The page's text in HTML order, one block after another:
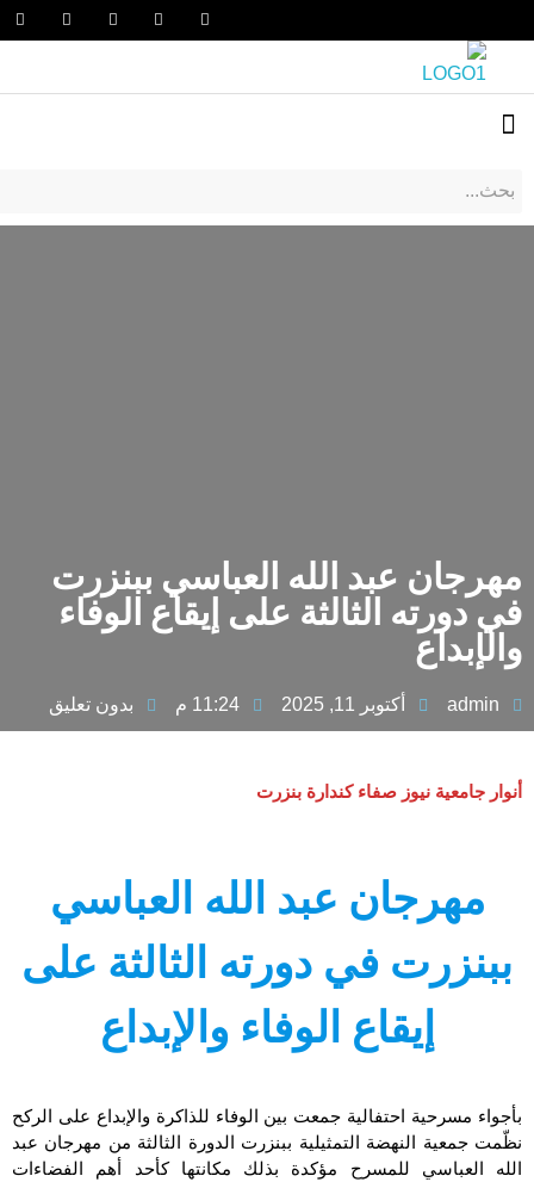
مهرجان عبد الله العباسي ببنزرت
في دورته الثالثة على إيقاع الوفاء
والإبداع
admin أكتوبر 11, 2025 11:24 م بدون تعليق
أنوار جامعية نيوز صفاء كندارة بنزرت
مهرجان عبد الله العباسي
ببنزرت في دورته الثالثة على
إيقاع الوفاء والإبداع
بأجواء مسرحية احتفالية جمعت بين الوفاء للذاكرة والإبداع على الركح
نظّمت جمعية النهضة التمثيلية ببنزرت الدورة الثالثة من مهرجان عبد
الله العباسي للمسرح مؤكدة بذلك مكانتها كأحد أهم الفضاءات